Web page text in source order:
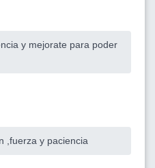
y mejorate para poder
,fuerza y paciencia